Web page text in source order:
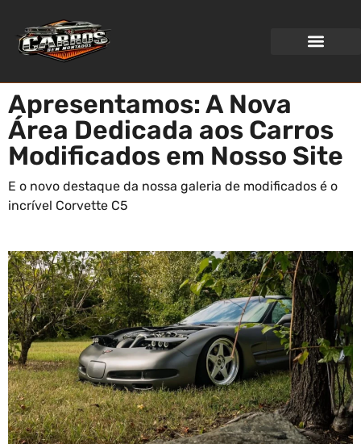
Apresentamos: A Nova
Área Dedicada aos Carros
Modificados em Nosso Site
E o novo destaque da nossa galeria de modificados é o
incrível Corvette C5